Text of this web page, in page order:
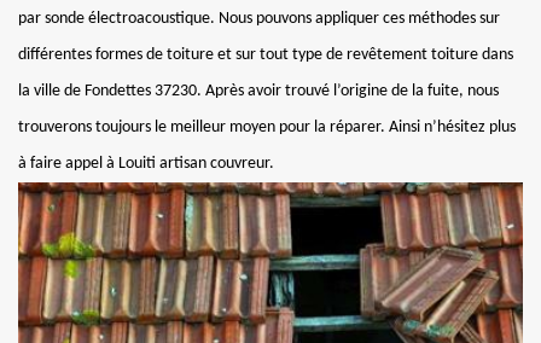
par sonde électroacoustique. Nous pouvons appliquer ces méthodes sur
différentes formes de toiture et sur tout type de revêtement toiture dans
la ville de Fondettes 37230. Après avoir trouvé l’origine de la fuite, nous
trouverons toujours le meilleur moyen pour la réparer. Ainsi n’hésitez plus
à faire appel à Louiti artisan couvreur.